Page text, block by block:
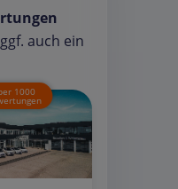
auch ein
1000